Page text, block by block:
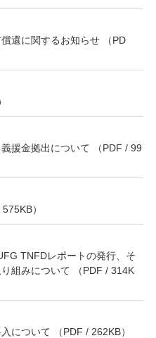
還に関するお知らせ （PD
援金拠出について （PDF / 99
）
TNFDレポートの発行、そ
組みについて （PDF / 314K
について （PDF / 262KB）